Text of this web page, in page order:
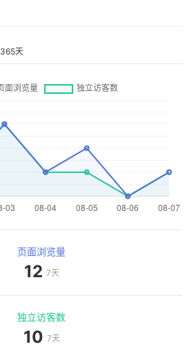
365天
页面浏览量
12 7天
独立访客数
10 7天